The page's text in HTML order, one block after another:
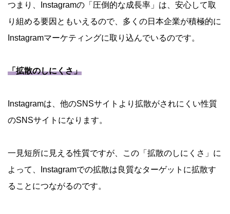
つまり、Instagramの「圧倒的な成長率」は、安心して取
り組める要因ともいえるので、多くの日本企業が積極的に
Instagramマーケティングに取り込んでいるのです。
「拡散のしにくさ」
Instagramは、他のSNSサイトより拡散がされにくい性質
のSNSサイトになります。
一見短所に見える性質ですが、この「拡散のしにくさ」に
よって、Instagramでの拡散は良質なターゲットに拡散す
ることにつながるのです。